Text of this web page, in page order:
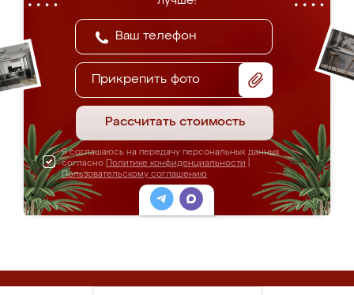
Прикрепить фото
Рассчитать стоимость
Я соглашаюсь на передачу персональных данных
согласно Политике конфиденциальности
Пользовательскому соглашению